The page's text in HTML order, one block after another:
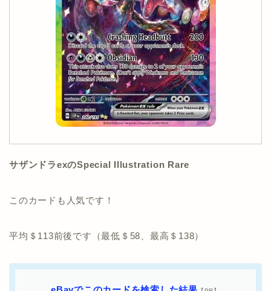
サザンドラexのSpecial Illustration Rare
このカードも人気です！
平均＄113前後です（最低＄58、最高＄138）